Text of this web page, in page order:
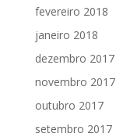
fevereiro 2018
janeiro 2018
dezembro 2017
novembro 2017
outubro 2017
setembro 2017